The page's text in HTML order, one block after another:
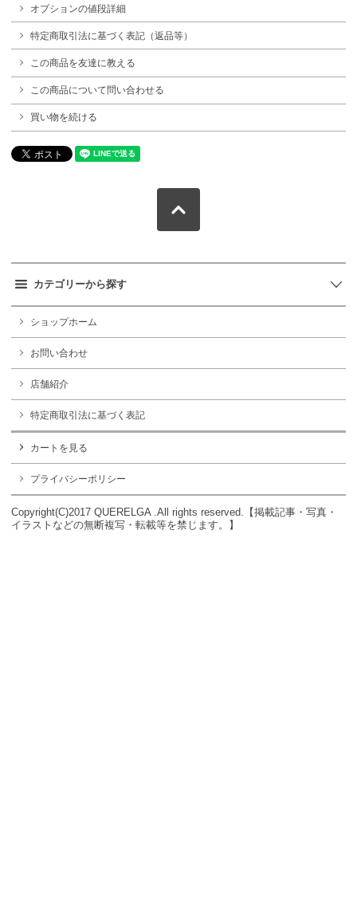
オプションの値段詳細
特定商取引法に基づく表記（返品等）
この商品を友達に教える
この商品について問い合わせる
買い物を続ける
カテゴリーから探す
ショップホーム
お問い合わせ
店舗紹介
特定商取引法に基づく表記
カートを見る
プライバシーポリシー
Copyright(C)2017 QUERELGA .All rights reserved.【掲載記事・写真・
イラストなどの無断複写・転載等を禁じます。】